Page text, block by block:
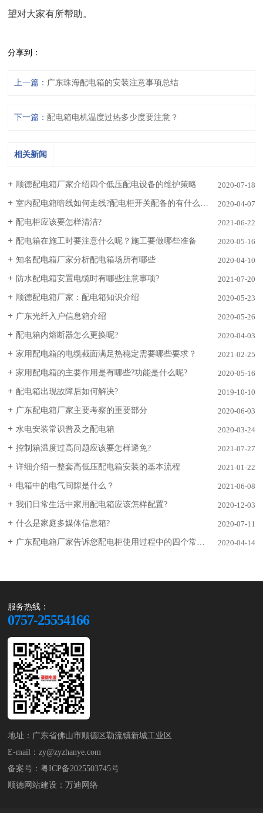
望对大家有所帮助。
分享到：
上一篇： 广东珠海配电箱的安装注意事项总结
下一篇： 配电箱电机温度过热多少度要注意？
相关新闻
顺德配电箱厂家介绍四个低压配电设备的维护策略 2020-07-18
室内配电箱暗线如何走线?配电柜开关配备的有什么方式 ? 2020-04-07
配电柜应该要怎样清洁? 2021-06-22
配电箱在施工时要注意什么呢？施工要做哪些准备 2020-05-16
知名配电箱厂家分析配电箱场所有哪些 2020-04-10
防水配电箱安置电缆时有哪些注意事项? 2021-07-20
顺德配电箱厂家：配电箱知识介绍 2020-05-23
广东光纤入户信息箱介绍 2020-05-26
配电箱内熔断器怎么更换呢? 2020-04-03
家用配电箱的电缆截面满足热稳定需要哪些要求？ 2021-02-25
家用配电箱的主要作用是有哪些?功能是什么呢? 2020-05-16
配电箱出现故障后如何解决? 2019-10-10
广东配电箱厂家主要考察的重要部分 2020-06-03
水电安装常识普及之配电箱 2020-03-24
控制箱温度过高问题应该要怎样避免? 2021-07-27
详细介绍一整套高低压配电箱安装的基本流程 2021-01-22
电箱中的电气间隙是什么？ 2021-06-08
我们日常生活中家用配电箱应该怎样配置? 2020-12-03
什么是家庭多媒体信息箱? 2020-07-11
广东配电箱厂家告诉您配电柜使用过程中的四个常见问题 2020-04-14
服务热线：
0757-25554166
地址：广东省佛山市顺德区勒流镇新城工业区
E-mail：zy@zyzhanye.com
备案号：粤ICP备2025503745号
顺德网站建设 ：万迪网络